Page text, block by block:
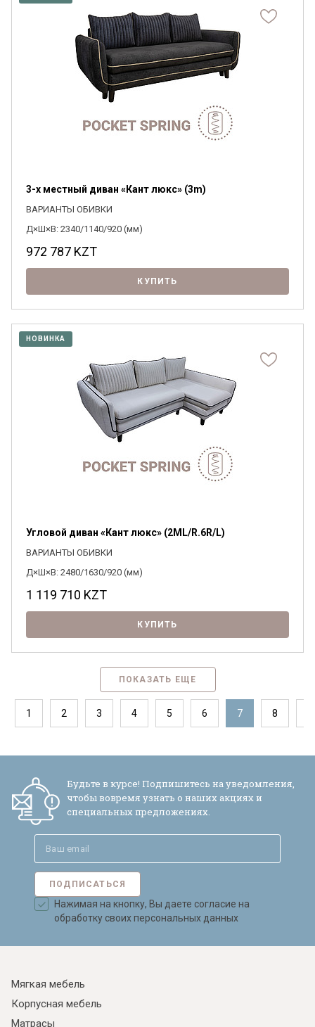
3-х местный диван «Кант люкс» (3m)
ВАРИАНТЫ ОБИВКИ
Д×Ш×В: 2340/1140/920 (мм)
972 787 KZT
КУПИТЬ
НОВИНКА
Угловой диван «Кант люкс» (2МL/R.6R/L)
ВАРИАНТЫ ОБИВКИ
Д×Ш×В: 2480/1630/920 (мм)
1 119 710 KZT
КУПИТЬ
ПОКАЗАТЬ ЕЩЕ
1 2 3 4 5 6 7 8
Будьте в курсе! Подпишитесь на уведомления,
чтобы вовремя узнать о наших акциях и
специальных предложениях.
ПОДПИСАТЬСЯ
Нажимая на кнопку, Вы даете согласие на
обработку своих персональных данных
Мягкая мебель
Корпусная мебель
Матрасы